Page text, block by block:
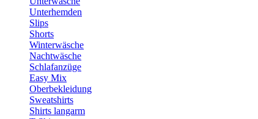
Unterhemden
Slips
Shorts
Winterwäsche
Nachtwäsche
Schlafanzüge
Easy Mix
Oberbekleidung
Sweatshirts
Shirts langarm